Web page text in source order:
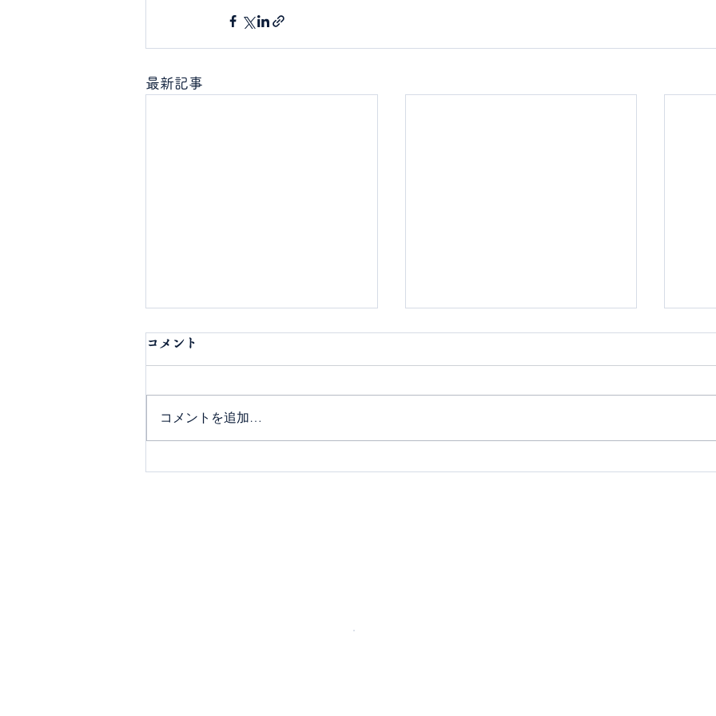
最新記事
日本テレビ『メシドラ～兼近
令和８年用御札の販売につい
『
コメント
コメントを追加…